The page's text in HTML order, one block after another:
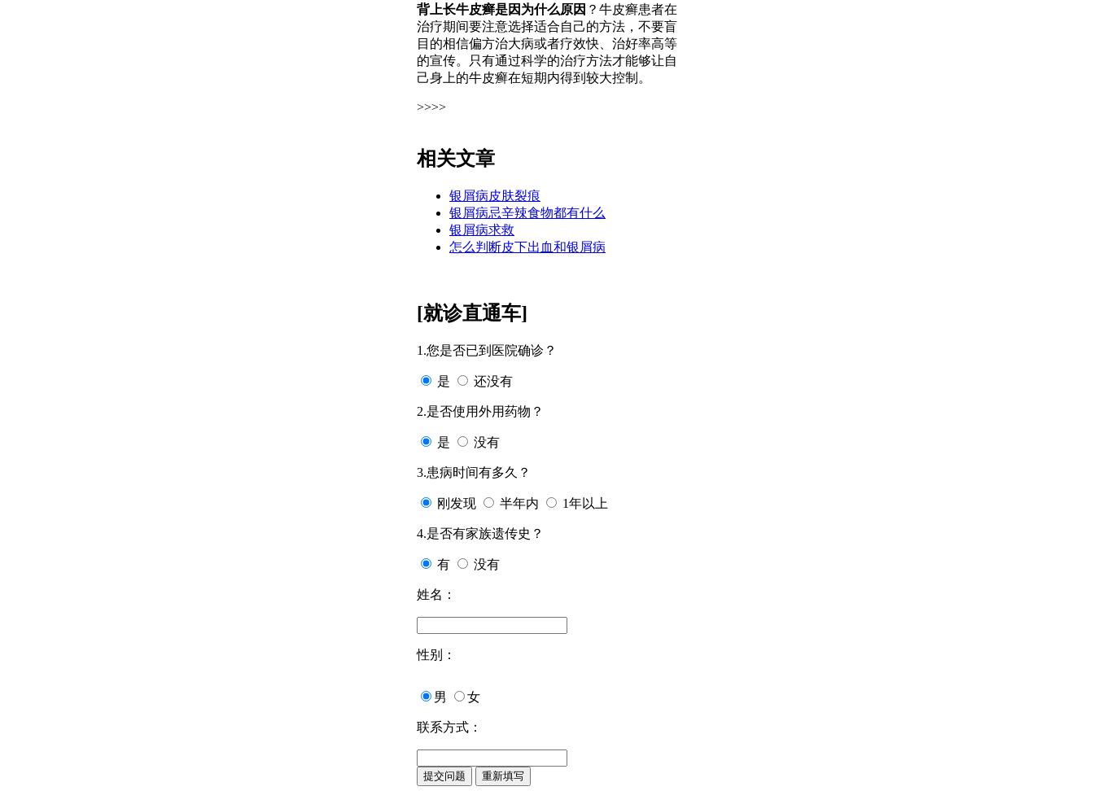
背上长牛皮癣是因为什么原因 ？牛皮癣患者在
治疗期间要注意选择适合自己的方法，不要盲
目的相信偏方治大病或者疗效快、治好率高等
的宣传。只有通过科学的治疗方法才能够让自
己身上的牛皮癣在短期内得到较大控制。
>>>>
相关文章
银屑病皮肤裂痕
银屑病忌辛辣食物都有什么
银屑病求救
怎么判断皮下出血和银屑病
[就诊直通车]
1.您是否已到医院确诊？
是 还没有
2.是否使用外用药物？
是 没有
3.患病时间有多久？
刚发现 半年内 1年以上
4.是否有家族遗传史？
有 没有
姓名：
性别：
男 女
联系方式：